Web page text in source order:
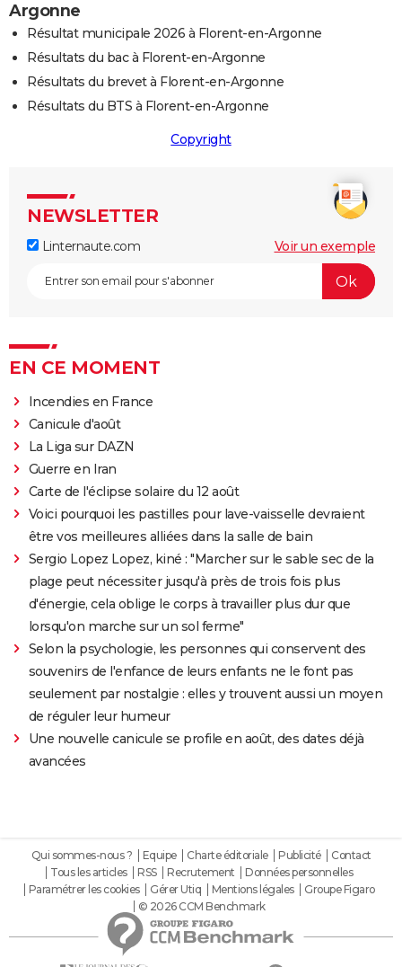
Argonne
Résultat municipale 2026 à Florent-en-Argonne
Résultats du bac à Florent-en-Argonne
Résultats du brevet à Florent-en-Argonne
Résultats du BTS à Florent-en-Argonne
Copyright
NEWSLETTER
Linternaute.com Voir un exemple
EN CE MOMENT
Incendies en France
Canicule d'août
La Liga sur DAZN
Guerre en Iran
Carte de l'éclipse solaire du 12 août
Voici pourquoi les pastilles pour lave-vaisselle devraient
être vos meilleures alliées dans la salle de bain
Sergio Lopez Lopez, kiné : "Marcher sur le sable sec de la
plage peut nécessiter jusqu'à près de trois fois plus
d'énergie, cela oblige le corps à travailler plus dur que
lorsqu'on marche sur un sol ferme"
Selon la psychologie, les personnes qui conservent des
souvenirs de l'enfance de leurs enfants ne le font pas
seulement par nostalgie : elles y trouvent aussi un moyen
de réguler leur humeur
Une nouvelle canicule se profile en août, des dates déjà
avancées
Qui sommes-nous ? Equipe Charte éditoriale Publicité
Contact
Tous les articles
RSS Recrutement
Données personnelles
Paramétrer les cookies
Gérer Utiq Mentions légales
Groupe Figaro
© 2026 CCM Benchmark